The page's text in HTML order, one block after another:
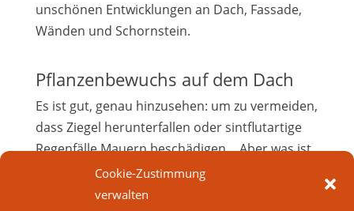
Cookie-Zustimmung
verwalten
unschönen Entwicklungen an Dach, Fassade,
Wänden und Schornstein.
Pflanzenbewuchs auf dem Dach
Es ist gut, genau hinzusehen: um zu vermeiden,
dass Ziegel herunterfallen oder sintflutartige
Regenfälle Mauern beschädigen… Aber was ist
mit weniger schwerwiegenden Problemen?
Zum Beispiel kann der Bewuchs Ihres Daches